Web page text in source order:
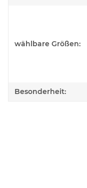
wählbare Größen:
Besonderheit: